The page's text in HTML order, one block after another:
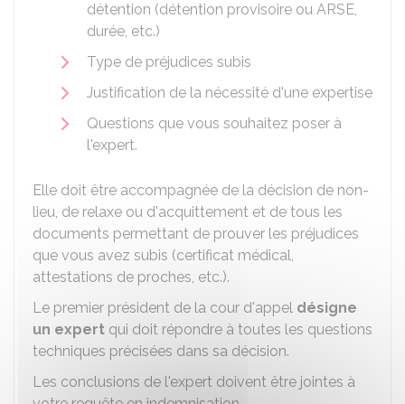
détention (détention provisoire ou ARSE,
durée, etc.)
Type de préjudices subis
Justification de la nécessité d'une expertise
Questions que vous souhaitez poser à
l'expert.
Elle doit être accompagnée de la décision de non-
lieu, de relaxe ou d'acquittement et de tous les
documents permettant de prouver les préjudices
que vous avez subis (certificat médical,
attestations de proches, etc.).
Le premier président de la cour d'appel désigne
un expert qui doit répondre à toutes les questions
techniques précisées dans sa décision.
Les conclusions de l'expert doivent être jointes à